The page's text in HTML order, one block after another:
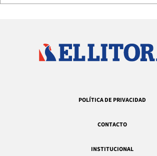
POLÍTICA DE PRIVACIDAD
CONTACTO
INSTITUCIONAL